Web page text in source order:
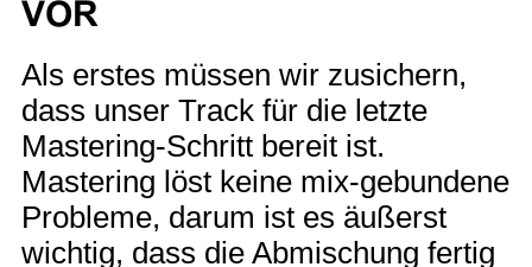
VOR
Als erstes müssen wir zusichern,
dass unser Track für die letzte
Mastering-Schritt bereit ist.
Mastering löst keine mix-gebundene
Probleme, darum ist es äußerst
wichtig, dass die Abmischung fertig